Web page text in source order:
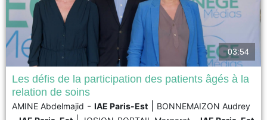
Cet article propose un aménagement de la Service Dominant Logic (SDL)
dans le cas des relations de service avec les publics vulnérables sur la
03:54
Les défis de la participation des patients âgés à la
relation de soins
AMINE Abdelmajid - IAE Paris-Est BONNEMAIZON Audrey